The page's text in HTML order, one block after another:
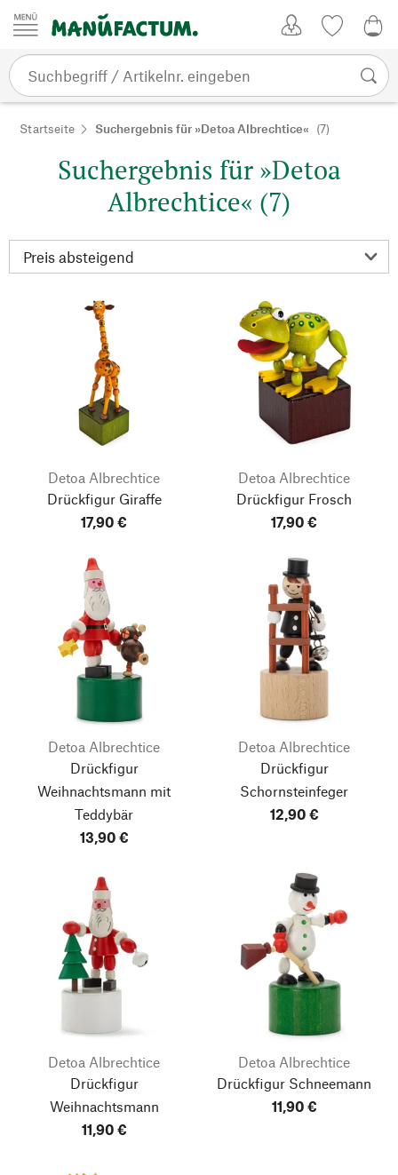
Zum Inhalt springen
Startseite Suchergebnis für »Detoa Albrechtice« (7)
Suchergebnis für »Detoa
Albrechtice« (7)
Detoa Albrechtice
Drückfigur Giraffe
17,90 €
Detoa Albrechtice
Drückfigur Frosch
17,90 €
Detoa Albrechtice
Drückfigur
Weihnachtsmann mit
Teddybär
13,90 €
Detoa Albrechtice
Drückfigur
Schornsteinfeger
12,90 €
Detoa Albrechtice
Drückfigur
Weihnachtsmann
11,90 €
Detoa Albrechtice
Drückfigur Schneemann
11,90 €